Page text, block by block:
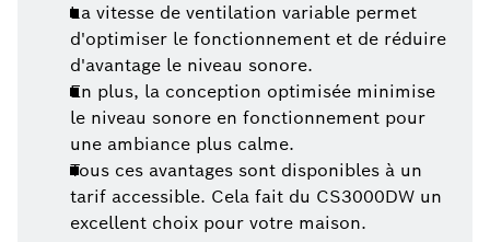
La vitesse de ventilation variable permet
d'optimiser le fonctionnement et de réduire
d'avantage le niveau sonore.
En plus, la conception optimisée minimise
le niveau sonore en fonctionnement pour
une ambiance plus calme.
Tous ces avantages sont disponibles à un
tarif accessible. Cela fait du CS3000DW un
excellent choix pour votre maison.